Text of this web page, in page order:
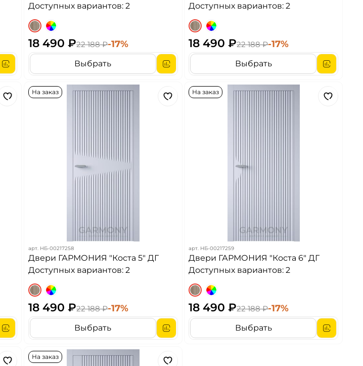
Доступных вариантов: 2
18 490 ₽22 188 ₽-17%
Выбрать
Доступных вариантов: 2
18 490 ₽22 188 ₽-17%
Выбрать
На заказ
арт. НБ-00217258
Двери ГАРМОНИЯ "Коста 5" ДГ
Доступных вариантов: 2
18 490 ₽22 188 ₽-17%
Выбрать
На заказ
арт. НБ-00217259
Двери ГАРМОНИЯ "Коста 6" ДГ
Доступных вариантов: 2
18 490 ₽22 188 ₽-17%
Выбрать
На заказ